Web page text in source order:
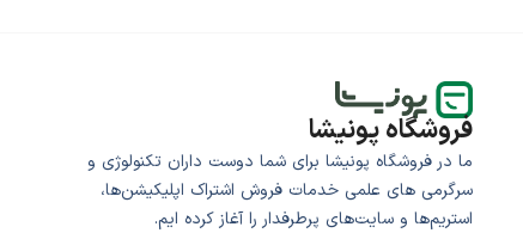
فروشگاه پونیشا
ما در فروشگاه پونیشا برای شما دوست داران تکنولوژی و
سرگرمی های علمی خدمات فروش اشتراک اپلیکیشن‌ها،
استریم‌ها و سایت‌های پرطرفدار را آغاز کرده ایم.